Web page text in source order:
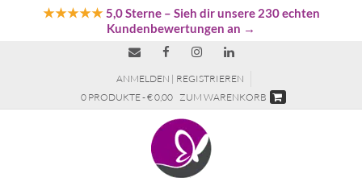
★★★★★5,0 Sterne– Sieh dir unsere 230 echten
Kundenbewertungen an →
ANMELDEN | REGISTRIEREN
0 PRODUKTE - € 0,00 ZUM WARENKORB